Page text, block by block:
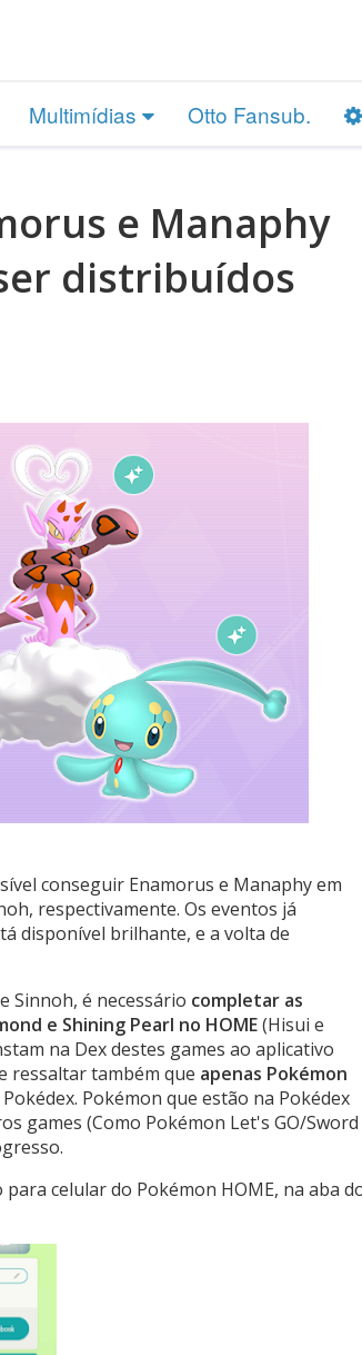
Multimídias Otto Fansub.
e Manaphy
distribuídos
conseguir Enamorus e Manaphy em
respectivamente. Os eventos já
disponível brilhante, e a volta de
Sinnoh, é necessário completar as
e Shining Pearl no HOME(Hisui e
na Dex destes games ao aplicativo
ressaltar também que apenas Pokémon
Pokémon que estão na Pokédex
games (Como Pokémon Let's GO/Sword
celular do Pokémon HOME, na aba